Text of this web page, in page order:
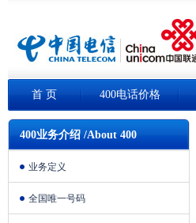
首 页 400电话价格
400业务介绍 /About 400
业务定义
全国唯一号码